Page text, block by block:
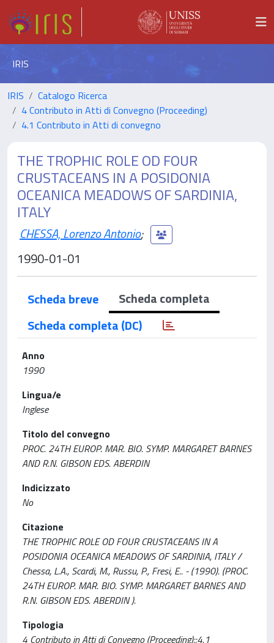
IRIS
IRIS
Catalogo Ricerca
4 Contributo in Atti di Convegno (Proceeding)
4.1 Contributo in Atti di convegno
THE TROPHIC ROLE OD FOUR
CRUSTACEANS IN A POSIDONIA
OCEANICA MEADOWS OF SARDINIA,
ITALY
CHESSA, Lorenzo Antonio;
1990-01-01
Scheda breve
Scheda completa
Scheda completa (DC)
Anno
1990
Lingua/e
Inglese
Titolo del convegno
PROC. 24TH EUROP. MAR. BIO. SYMP. MARGARET BARNES
AND R.N. GIBSON EDS. ABERDIN
Indicizzato
No
Citazione
THE TROPHIC ROLE OD FOUR CRUSTACEANS IN A
POSIDONIA OCEANICA MEADOWS OF SARDINIA, ITALY /
Chessa, L.A., Scardi, M., Russu, P., Fresi, E.. - (1990). (PROC.
24TH EUROP. MAR. BIO. SYMP. MARGARET BARNES AND
R.N. GIBSON EDS. ABERDIN ).
Tipologia
4 Contributo in Atti di Convegno (Proceeding)::4.1